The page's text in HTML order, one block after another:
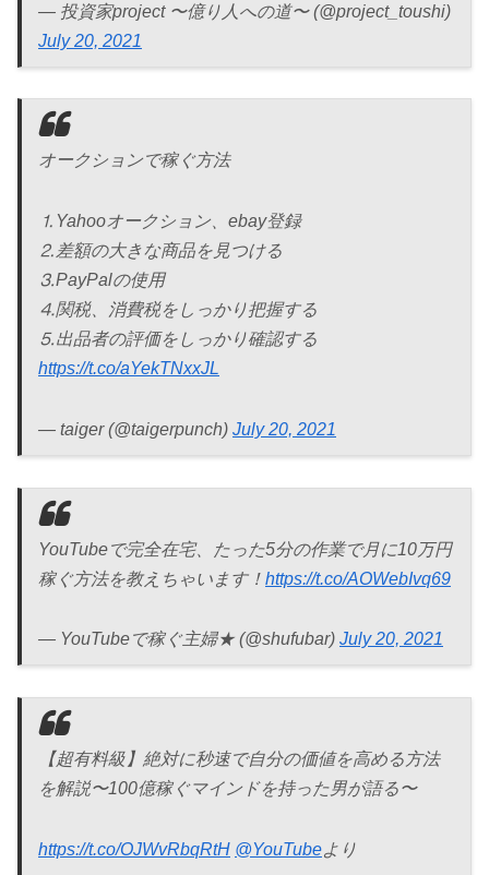
— 投資家project 〜億り人への道〜 (@project_toushi)
July 20, 2021
オークションで稼ぐ方法
⒈Yahooオークション、ebay登録
⒉差額の大きな商品を見つける
⒊PayPalの使用
⒋関税、消費税をしっかり把握する
⒌出品者の評価をしっかり確認する
https://t.co/aYekTNxxJL
— taiger (@taigerpunch) July 20, 2021
YouTubeで完全在宅、たった5分の作業で月に10万円
稼ぐ方法を教えちゃいます！ https://t.co/AOWebIvq69
— YouTubeで稼ぐ主婦★ (@shufubar) July 20, 2021
【超有料級】絶対に秒速で自分の価値を高める方法
を解説〜100億稼ぐマインドを持った男が語る〜
https://t.co/OJWvRbqRtH @YouTubeより